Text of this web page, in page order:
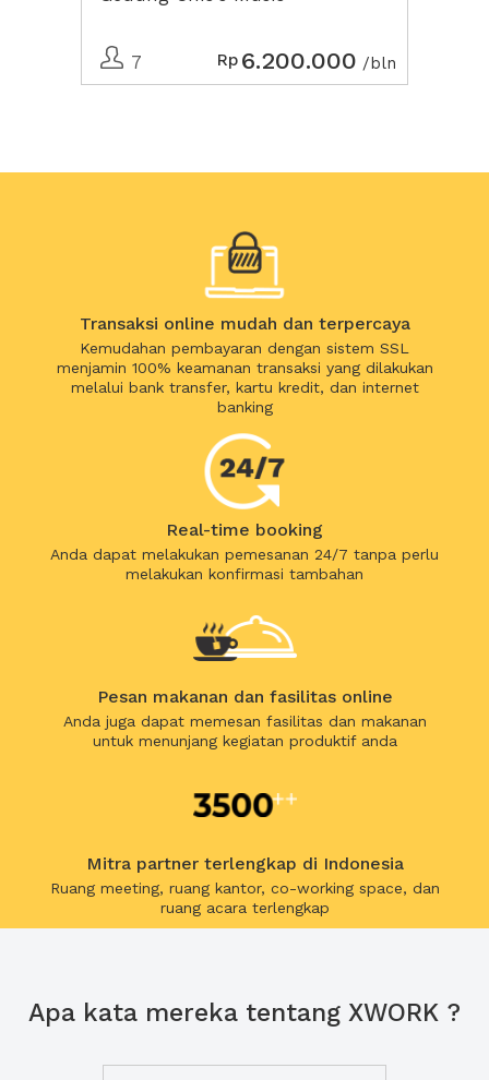
7 Rp 6.200.000 /bln
Transaksi online mudah dan terpercaya
Kemudahan pembayaran dengan sistem SSL
menjamin 100% keamanan transaksi yang dilakukan
melalui bank transfer, kartu kredit, dan internet
banking
Real-time booking
Anda dapat melakukan pemesanan 24/7 tanpa perlu
melakukan konfirmasi tambahan
Pesan makanan dan fasilitas online
Anda juga dapat memesan fasilitas dan makanan
untuk menunjang kegiatan produktif anda
Mitra partner terlengkap di Indonesia
Ruang meeting, ruang kantor, co-working space, dan
ruang acara terlengkap
Apa kata mereka tentang XWORK ?